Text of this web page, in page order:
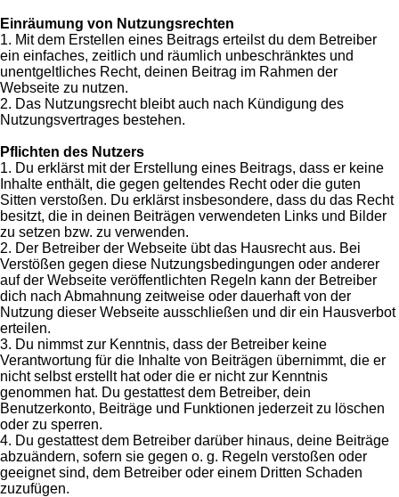
Einräumung von Nutzungsrechten
1. Mit dem Erstellen eines Beitrags erteilst du dem Betreiber
ein einfaches, zeitlich und räumlich unbeschränktes und
unentgeltliches Recht, deinen Beitrag im Rahmen der
Webseite zu nutzen.
2. Das Nutzungsrecht bleibt auch nach Kündigung des
Nutzungsvertrages bestehen.
Pflichten des Nutzers
1. Du erklärst mit der Erstellung eines Beitrags, dass er keine
Inhalte enthält, die gegen geltendes Recht oder die guten
Sitten verstoßen. Du erklärst insbesondere, dass du das Recht
besitzt, die in deinen Beiträgen verwendeten Links und Bilder
zu setzen bzw. zu verwenden.
2. Der Betreiber der Webseite übt das Hausrecht aus. Bei
Verstößen gegen diese Nutzungsbedingungen oder anderer
auf der Webseite veröffentlichten Regeln kann der Betreiber
dich nach Abmahnung zeitweise oder dauerhaft von der
Nutzung dieser Webseite ausschließen und dir ein Hausverbot
erteilen.
3. Du nimmst zur Kenntnis, dass der Betreiber keine
Verantwortung für die Inhalte von Beiträgen übernimmt, die er
nicht selbst erstellt hat oder die er nicht zur Kenntnis
genommen hat. Du gestattest dem Betreiber, dein
Benutzerkonto, Beiträge und Funktionen jederzeit zu löschen
oder zu sperren.
4. Du gestattest dem Betreiber darüber hinaus, deine Beiträge
abzuändern, sofern sie gegen o. g. Regeln verstoßen oder
geeignet sind, dem Betreiber oder einem Dritten Schaden
zuzufügen.